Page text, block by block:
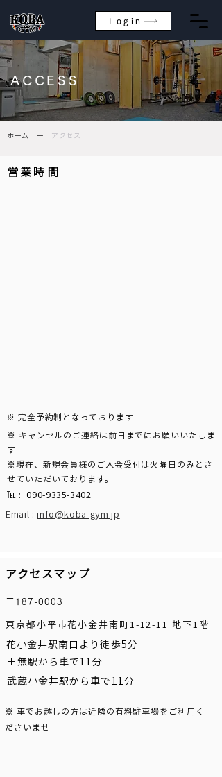
Login
ACCESS
ホーム ー アクセス
​営業時間
​※ 完全予約制となっております
​※ キャンセルのご連絡は前日までにお願いいたしま
す
※現在、新規会員様のご入会受付は火曜日のみとさ
せていただいております。
℡ :090-9335-3402
Email :info@koba-gym.jp
アクセスマップ
〒187-0003
東京都小平市花小金井南町1-12-11 地下1階
花小金井駅南口より徒歩5分
田無駅から車で11分
武蔵小金井駅から車で11分
※ 車でお越しの方は近隣の有料駐車場をご利用く
ださいませ